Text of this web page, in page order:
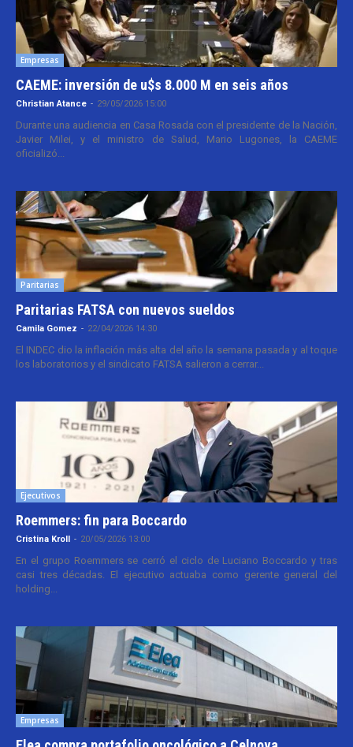
Empresas
CAEME: inversión de u$s 8.000 M en seis años
Christian Atance - 29/05/2026 15:00
Durante una audiencia en Casa Rosada con el presidente de la Nación,
Javier Milei, y el ministro de Salud, Mario Lugones, la CAEME
oficializó...
Paritarias
Paritarias FATSA con nuevos sueldos
Camila Gomez - 22/04/2026 14:30
El INDEC dio la inflación más alta del año la semana pasada y al toque
los laboratorios y el sindicato FATSA salieron a cerrar...
Ejecutivos
Roemmers: fin para Boccardo
Cristina Kroll - 20/05/2026 13:00
En el grupo Roemmers se cerró el ciclo de Luciano Boccardo y tras
casi tres décadas. El ejecutivo actuaba como gerente general del
holding...
Empresas